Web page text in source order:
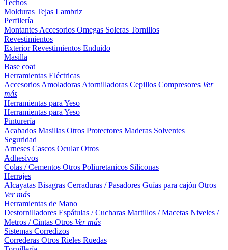
Techos
Molduras Tejas Lambriz
Perfilería
Montantes Accesorios Omegas Soleras Tornillos
Revestimientos
ExteriorRevestimientos Enduido
Masilla
Base coat
Herramientas Eléctricas
Accesorios Amoladoras Atornilladoras Cepillos Compresores Ver
más
Herramientas para Yeso
Herramientas para Yeso
Pinturería
Acabados Masillas Otros Protectores Maderas Solventes
Seguridad
Arneses Cascos OcularOtros
Adhesivos
Colas / Cementos Otros Poliuretanicos Siliconas
Herrajes
Alcayatas Bisagras Cerraduras / Pasadores Guías para cajón Otros
Ver más
Herramientas de Mano
Destornilladores Espátulas / Cucharas Martillos / Macetas Niveles /
Metros / Cintas Otros Ver más
Sistemas Corredizos
Correderas Otros Rieles Ruedas